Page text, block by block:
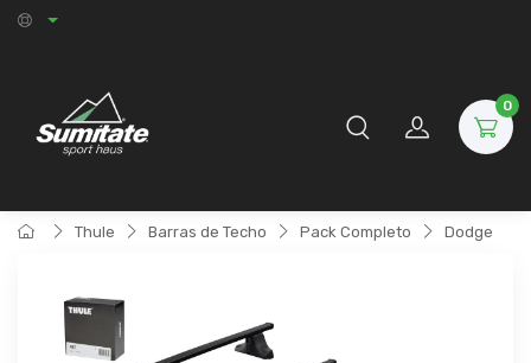
0
Thule Barras de Techo Pack Completo Dodge